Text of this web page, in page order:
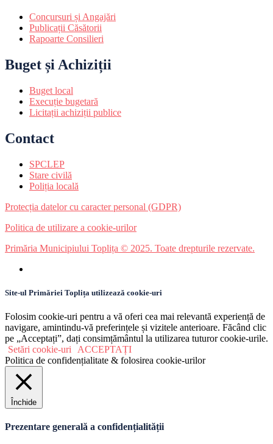
Concursuri și Angajări
Publicații Căsătorii
Rapoarte Consilieri
Buget și Achiziții
Buget local
Execuție bugetară
Licitații achiziții publice
Contact
SPCLEP
Stare civilă
Poliția locală
Protecția datelor cu caracter personal (GDPR)
Politica de utilizare a cookie-urilor
Primăria Municipiului Toplița © 2025. Toate drepturile rezervate.
Site-ul Primăriei Toplița utilizează cookie-uri
Folosim cookie-uri pentru a vă oferi cea mai relevantă experiență de
navigare, amintindu-vă preferințele și vizitele anterioare. Făcând clic
pe „Acceptați”, dați consimțământul la utilizarea tuturor cookie-urile.
Setări cookie-uri
ACCEPTAȚI
Politica de confidențialitate & folosirea cookie-urilor
Închide
Prezentare generală a confidențialității